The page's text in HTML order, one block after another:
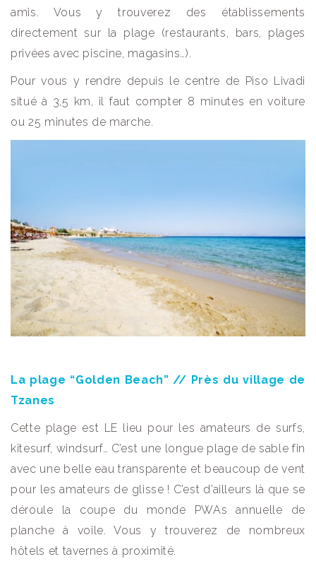
amis. Vous y trouverez des établissements
directement sur la plage (restaurants, bars, plages
privées avec piscine, magasins…).
Pour vous y rendre depuis le centre de Piso Livadi
situé à 3,5 km, il faut compter 8 minutes en voiture
ou 25 minutes de marche.
La plage “Golden Beach” // Près du village de
Tzanes
Cette plage est LE lieu pour les amateurs de surfs,
kitesurf, windsurf… C’est une longue plage de sable fin
avec une belle eau transparente et beaucoup de vent
pour les amateurs de glisse ! C’est d’ailleurs là que se
déroule la coupe du monde PWAs annuelle de
planche à voile. Vous y trouverez de nombreux
hôtels et tavernes à proximité.